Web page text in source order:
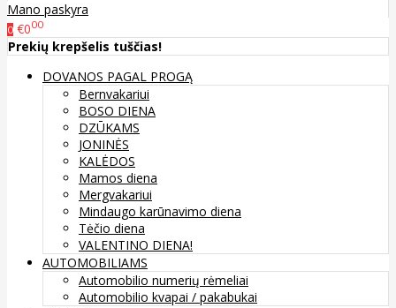
Mano paskyra
0 €000
Prekių krepšelis tuščias!
DOVANOS PAGAL PROGĄ
Bernvakariui
BOSO DIENA
DZŪKAMS
JONINĖS
KALĖDOS
Mamos diena
Mergvakariui
Mindaugo karūnavimo diena
Tėčio diena
VALENTINO DIENA!
AUTOMOBILIAMS
Automobilio numerių rėmeliai
Automobilio kvapai / pakabukai